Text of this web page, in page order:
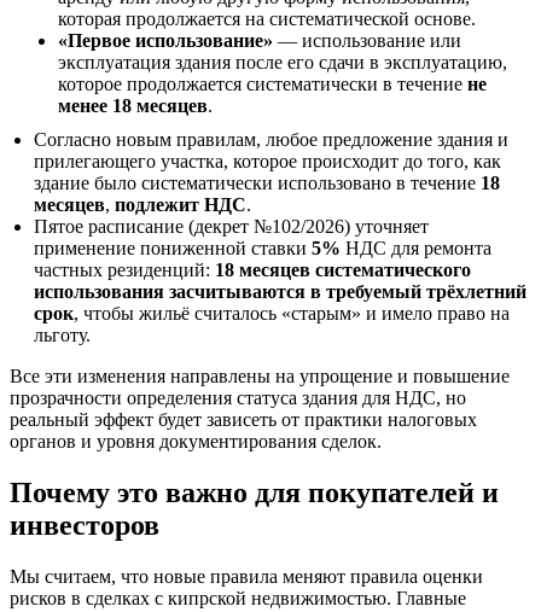
которая продолжается на систематической основе.
«Первое использование» — использование или
эксплуатация здания после его сдачи в эксплуатацию,
которое продолжается систематически в течение не
менее 18 месяцев.
Согласно новым правилам, любое предложение здания и
прилегающего участка, которое происходит до того, как
здание было систематически использовано в течение 18
месяцев, подлежит НДС.
Пятое расписание (декрет №102/2026) уточняет
применение пониженной ставки 5% НДС для ремонта
частных резиденций: 18 месяцев систематического
использования засчитываются в требуемый трёхлетний
срок, чтобы жильё считалось «старым» и имело право на
льготу.
Все эти изменения направлены на упрощение и повышение
прозрачности определения статуса здания для НДС, но
реальный эффект будет зависеть от практики налоговых
органов и уровня документирования сделок.
Почему это важно для покупателей и
инвесторов
Мы считаем, что новые правила меняют правила оценки
рисков в сделках с кипрской недвижимостью. Главные